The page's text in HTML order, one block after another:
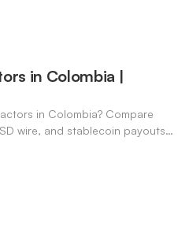
in Colombia |
in Colombia? Compare
wire, and stablecoin payouts.